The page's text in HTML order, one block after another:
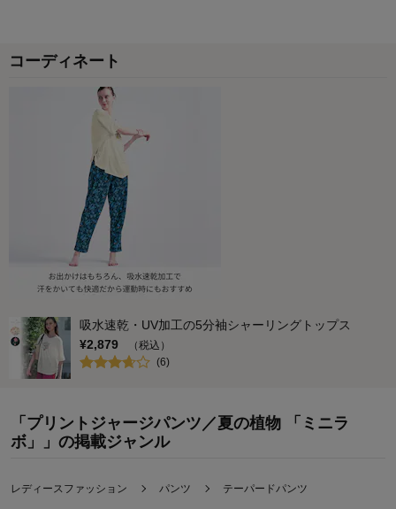
コーディネート
吸水速乾・UV加工の5分袖シャーリングトップス
¥2,879
（税込）
(6)
「プリントジャージパンツ／夏の植物 「ミニラ
ボ」」の掲載ジャンル
レディースファッション パンツ テーパードパンツ